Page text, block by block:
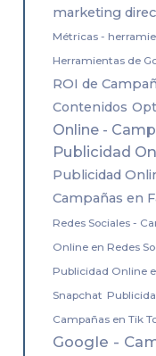
marketing
Métricas -
Herramientas de
ROI de
Contenidos
Online -
Publicidad
Publicidad
Campañas en
Redes Sociales -
Online en Redes
Publicidad Online
Snapchat
Campañas en Tik
Google -